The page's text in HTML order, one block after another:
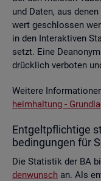
und Daten, aus
wert ge­schlos­sen
in den In­ter­ak­ti­ven
setzt. Eine
drück­lich ver­bo­ten
Wei­te­re
heim­hal­tung -
Ent­gelt­pflich­ti­ge
be­din­gun­gen für
Die Sta­tis­tik der BA
den­wunsch an. Als